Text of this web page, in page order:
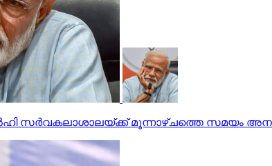
സര്‍വകലാശാലയ്ക്ക് മൂന്നാഴ്ചത്തെ സമയം